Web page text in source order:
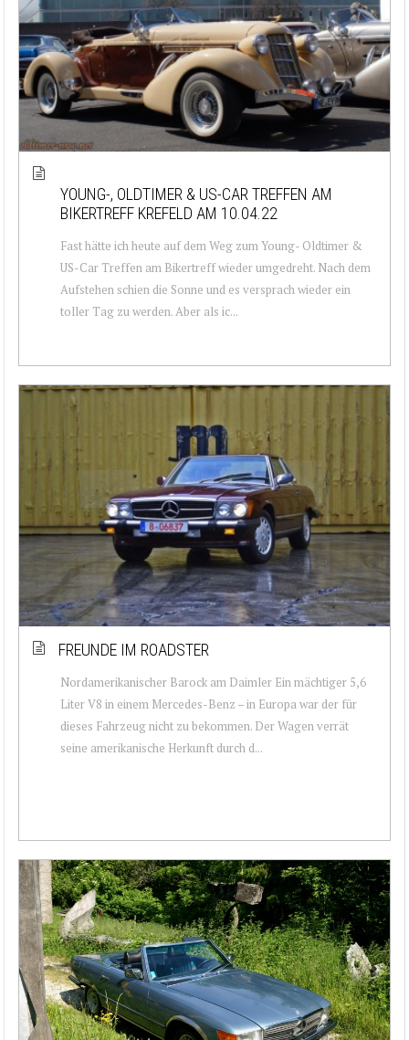
YOUNG-, OLDTIMER & US-CAR TREFFEN AM
BIKERTREFF KREFELD AM 10.04.22
Fast hätte ich heute auf dem Weg zum Young- Oldtimer &
US-Car Treffen am Bikertreff wieder umgedreht. Nach dem
Aufstehen schien die Sonne und es versprach wieder ein
toller Tag zu werden. Aber als ic...
FREUNDE IM ROADSTER
Nordamerikanischer Barock am Daimler Ein mächtiger 5,6
Liter V8 in einem Mercedes-Benz – in Europa war der für
dieses Fahrzeug nicht zu bekommen. Der Wagen verrät
seine amerikanische Herkunft durch d...